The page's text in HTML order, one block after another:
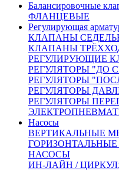
Балансировочные
ФЛАНЦЕВЫЕ
Регулирующая
КЛАПАНЫ
КЛАПАНЫ
РЕГУЛИРУЮЩИЕ
РЕГУЛЯТОРЫ "ДО
РЕГУЛЯТОРЫ
РЕГУЛЯТОРЫ
РЕГУЛЯТОРЫ
Насосы
ВЕРТИКАЛЬНЫЕ
НАСОСЫ
ИН-ЛАЙН /